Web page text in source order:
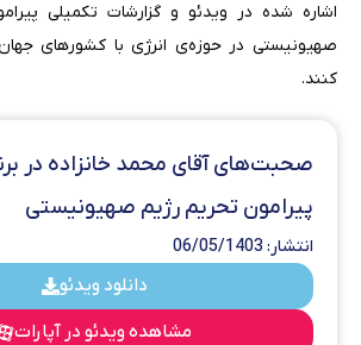
اشاره شده در ویدئو و گزارشات تکمیلی
صهیونیستی در حوزه‌ی انرژی با کشورهای
کنند.
صحبت‌های آقای محمد خانزاده در
پیرامون تحریم رژیم صهیونیستی
انتشار: 06/05/1403
دانلود ویدئو
مشاهده ویدئو در آپارات